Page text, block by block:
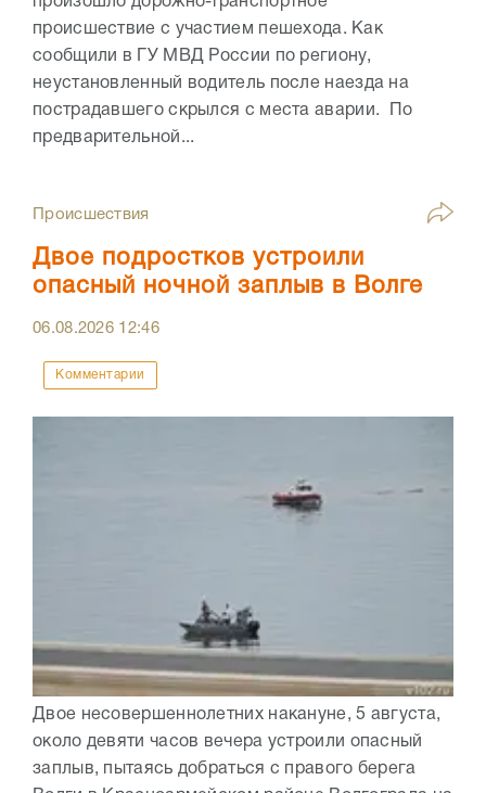
происшествие с участием пешехода. Как
сообщили в ГУ МВД России по региону,
неустановленный водитель после наезда на
пострадавшего скрылся с места аварии. По
предварительной...
Происшествия
Двое подростков устроили
опасный ночной заплыв в Волге
06.08.2026 12:46
Комментарии
Двое несовершеннолетних накануне, 5 августа,
около девяти часов вечера устроили опасный
заплыв, пытаясь добраться с правого берега